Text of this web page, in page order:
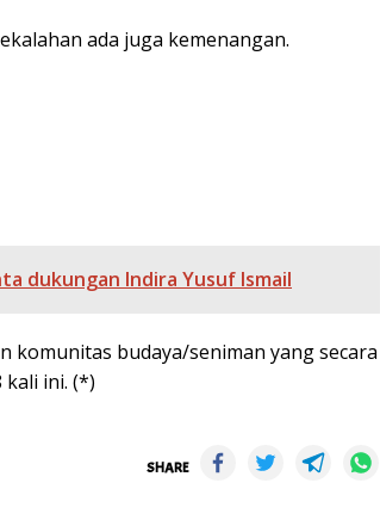
ada juga kemenangan.
dukungan Indira Yusuf Ismail
komunitas budaya/seniman yang secara
kali ini. (*)
SHARE